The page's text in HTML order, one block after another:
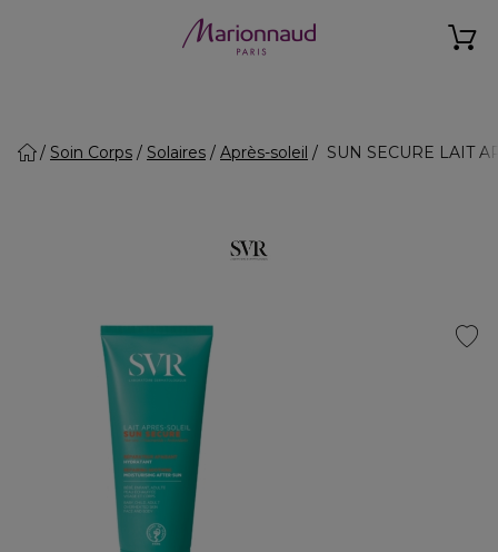
Soin Corps Solaires Après-soleil SUN SECURE LAIT